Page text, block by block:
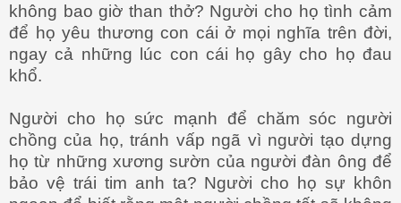
không bao giờ than thở? Người cho họ tình cảm
để họ yêu thương con cái ở mọi nghĩa trên đời,
ngay cả những lúc con cái họ gây cho họ đau
khổ.
Người cho họ sức mạnh để chăm sóc người
chồng của họ, tránh vấp ngã vì người tạo dựng
họ từ những xương sườn của người đàn ông để
bảo vệ trái tim anh ta? Người cho họ sự khôn